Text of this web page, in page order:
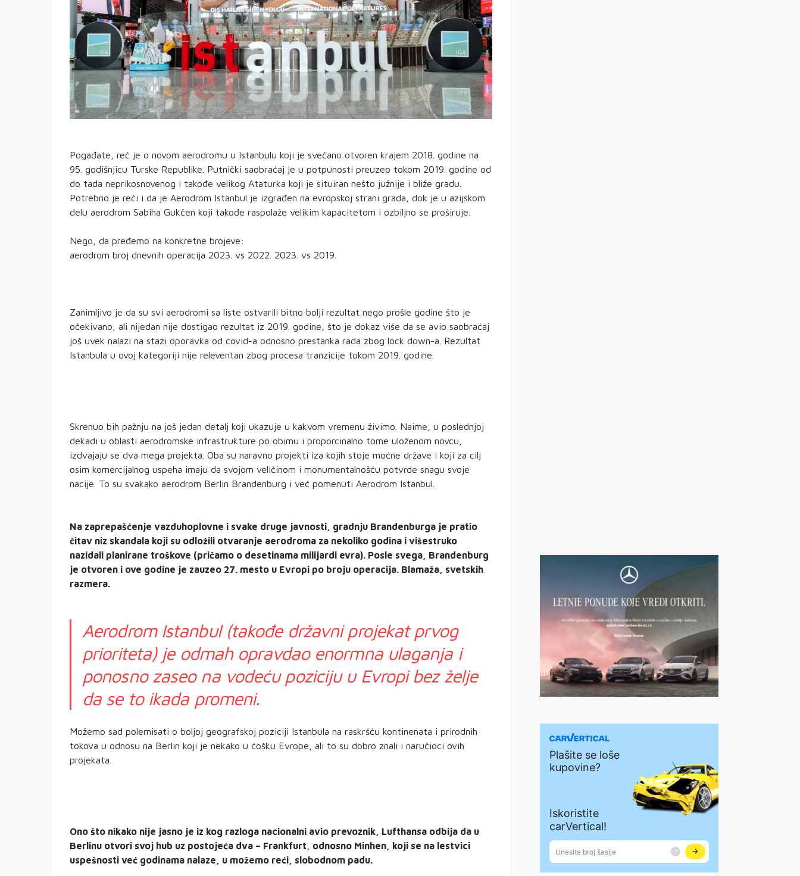
Pogađate, reč je o novom aerodromu u Istanbulu koji je svečano otvoren krajem 2018. godine na
95. godišnjicu Turske Republike. Putnički saobraćaj je u potpunosti preuzeo tokom 2019. godine od
do tada neprikosnovenog i takođe velikog Ataturka koji je situiran nešto južnije i bliže gradu.
Potrebno je reći i da je Aerodrom Istanbul je izgrađen na evropskoj strani grada, dok je u azijskom
delu aerodrom Sabiha Gukčen koji takođe raspolaže velikim kapacitetom i ozbiljno se proširuje.
Nego, da pređemo na konkretne brojeve:
aerodrom broj dnevnih operacija 2023. vs 2022. 2023. vs 2019.
Zanimljivo je da su svi aerodromi sa liste ostvarili bitno bolji rezultat nego prošle godine što je
očekivano, ali nijedan nije dostigao rezultat iz 2019. godine, što je dokaz više da se avio saobraćaj
još uvek nalazi na stazi oporavka od covid-a odnosno prestanka rada zbog lock down-a. Rezultat
Istanbula u ovoj kategoriji nije releventan zbog procesa tranzicije tokom 2019. godine.
Skrenuo bih pažnju na još jedan detalj koji ukazuje u kakvom vremenu živimo. Naime, u poslednjoj
dekadi u oblasti aerodromske infrastrukture po obimu i proporcinalno tome uloženom novcu,
izdvajaju se dva mega projekta. Oba su naravno projekti iza kojih stoje moćne države i koji za cilj
osim komercijalnog uspeha imaju da svojom veličinom i monumentalnošću potvrde snagu svoje
nacije. To su svakako aerodrom Berlin Brandenburg i već pomenuti Aerodrom Istanbul.
Na zaprepašćenje vazduhoplovne i svake druge javnosti, gradnju Brandenburga je pratio
čitav niz skandala koji su odložili otvaranje aerodroma za nekoliko godina i višestruko
nazidali planirane troškove (pričamo o desetinama milijardi evra). Posle svega, Brandenburg
je otvoren i ove godine je zauzeo 27. mesto u Evropi po broju operacija. Blamaža, svetskih
razmera.
Aerodrom Istanbul (takođe državni projekat prvog
prioriteta) je odmah opravdao enormna ulaganja i
ponosno zaseo na vodeću poziciju u Evropi bez želje
da se to ikada promeni.
Možemo sad polemisati o boljoj geografskoj poziciji Istanbula na raskršću kontinenata i prirodnih
tokova u odnosu na Berlin koji je nekako u ćošku Evrope, ali to su dobro znali i naručioci ovih
projekata.
Ono što nikako nije jasno je iz kog razloga nacionalni avio prevoznik, Lufthansa odbija da u
Berlinu otvori svoj hub uz postojeća dva – Frankfurt, odnosno Minhen, koji se na lestvici
uspešnosti već godinama nalaze, u možemo reći, slobodnom padu.